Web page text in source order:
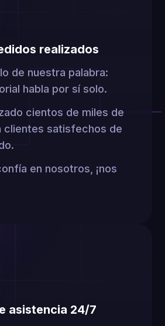
realizados
de nuestra palabra:
habla por sí solo.
cientos de miles de
clientes satisfechos de
en nosotros, ¡nos
asistencia 24/7